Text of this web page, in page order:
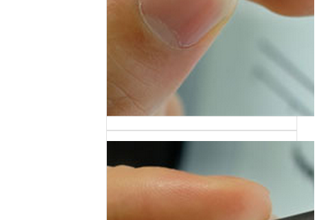
и частных лиц
В современном мире,
где доверие
становится одной из
главных ценностей,…
Исследование на
полиграфе: научная